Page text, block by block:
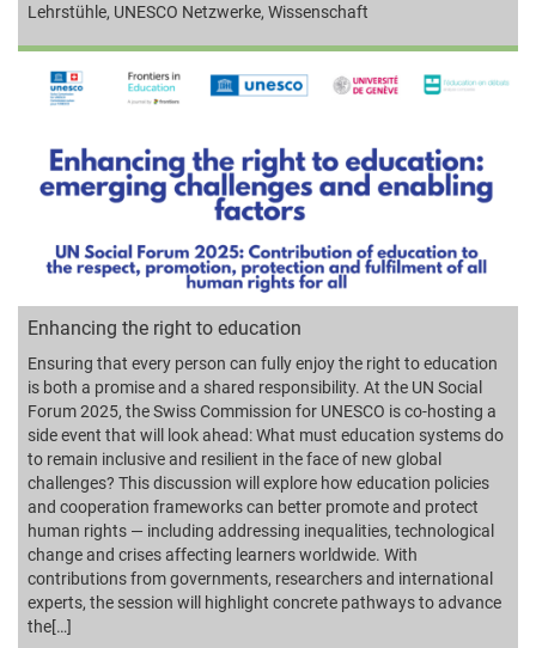
Lehrstühle, UNESCO Netzwerke, Wissenschaft
Enhancing the right to education
Ensuring that every person can fully enjoy the right to education
is both a promise and a shared responsibility. At the UN Social
Forum 2025, the Swiss Commission for UNESCO is co-hosting a
side event that will look ahead: What must education systems do
to remain inclusive and resilient in the face of new global
challenges? This discussion will explore how education policies
and cooperation frameworks can better promote and protect
human rights — including addressing inequalities, technological
change and crises affecting learners worldwide. With
contributions from governments, researchers and international
experts, the session will highlight concrete pathways to advance
the[…]